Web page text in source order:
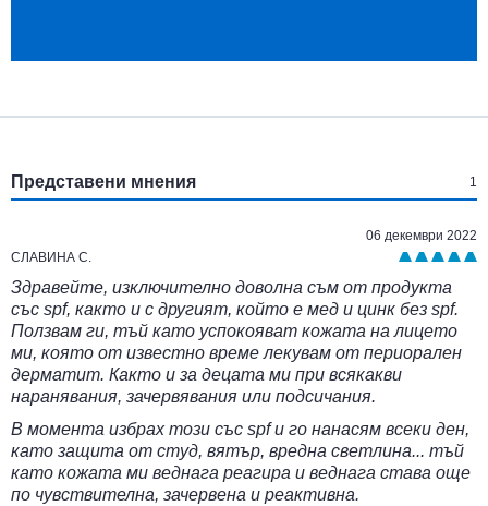
Представени мнения: 1
СЛАВИНА С.
06 декември 2022
Здравейте, изключително доволна съм от продукта
със spf, както и с другият, който е мед и цинк без spf.
Ползвам ги, тъй като успокояват кожата на лицето
ми, която от известно време лекувам от периорален
дерматит. Както и за децата ми при всякакви
наранявания, зачервявания или подсичания.
В момента избрах този със spf и го нанасям всеки ден,
като защита от студ, вятър, вредна светлина... тъй
като кожата ми веднага реагира и веднага става още
по чувствителна, зачервена и реактивна.